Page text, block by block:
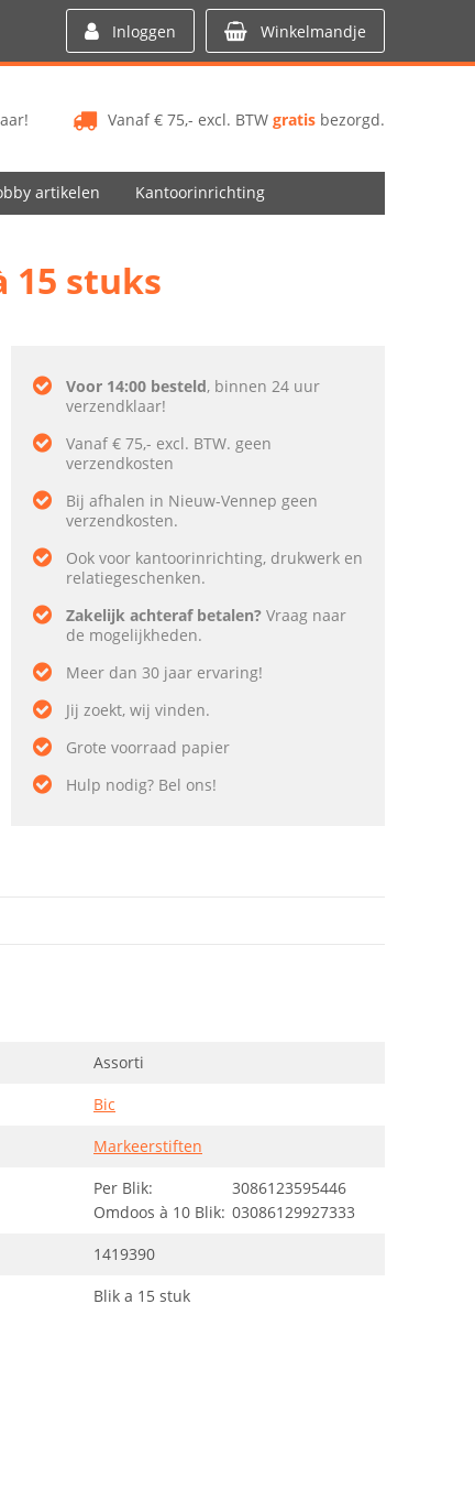
Inloggen Winkelmandje
Vanaf € 75,- excl. BTW gratis bezorgd.
artikelen Kantoorinrichting
stuks
Voor 14:00 besteld, binnen 24 uur
verzendklaar!
Vanaf € 75,- excl. BTW. geen
verzendkosten
Bij afhalen in Nieuw-Vennep geen
verzendkosten.
Ook voor kantoorinrichting, drukwerk en
relatiegeschenken.
Zakelijk achteraf betalen? Vraag naar
de mogelijkheden.
Meer dan 30 jaar ervaring!
Jij zoekt, wij vinden.
Grote voorraad papier
Hulp nodig? Bel ons!
Assorti
Bic
Markeerstiften
Per Blik:
3086123595446
Omdoos à 10 Blik: 03086129927333
1419390
Blik a 15 stuk